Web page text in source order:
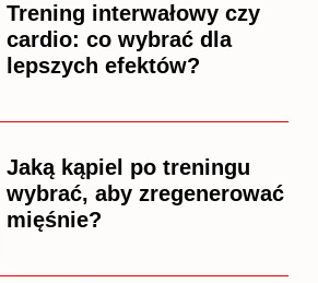
Trening interwałowy czy
cardio: co wybrać dla
lepszych efektów?
Jaką kąpiel po treningu
wybrać, aby zregenerować
mięśnie?